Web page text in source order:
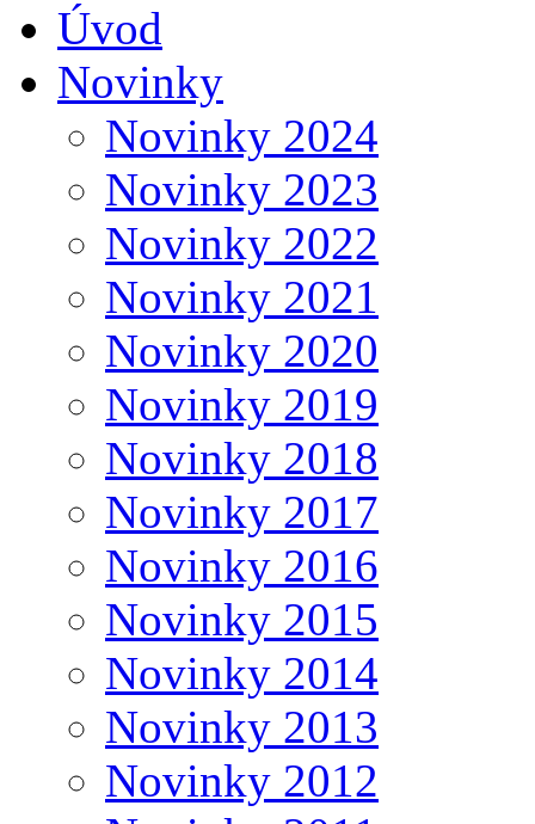
Úvod
Novinky
Novinky 2024
Novinky 2023
Novinky 2022
Novinky 2021
Novinky 2020
Novinky 2019
Novinky 2018
Novinky 2017
Novinky 2016
Novinky 2015
Novinky 2014
Novinky 2013
Novinky 2012